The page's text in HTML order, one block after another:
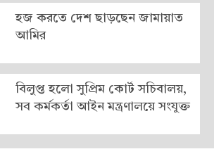
হজ করতে দেশ ছাড়ছেন জামায়াত
আমির
বিলুপ্ত হলো সুপ্রিম কোর্ট সচিবালয়,
সব কর্মকর্তা আইন মন্ত্রণালয়ে সংযুক্ত